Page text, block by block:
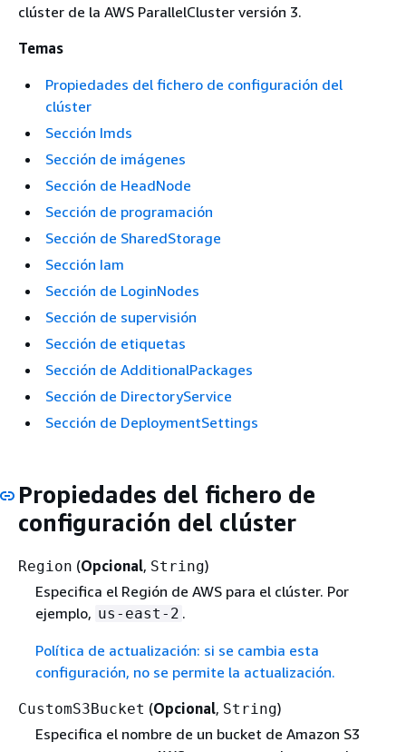
clúster de la AWS ParallelCluster versión 3.
Temas
Propiedades del fichero de configuración del
clúster
Sección Imds
Sección de imágenes
Sección de HeadNode
Sección de programación
Sección de SharedStorage
Sección Iam
Sección de LoginNodes
Sección de supervisión
Sección de etiquetas
Sección de AdditionalPackages
Sección de DirectoryService
Sección de DeploymentSettings
Propiedades del fichero de
configuración del clúster
Region (Opcional, String)
Especifica el Región de AWS para el clúster. Por
ejemplo, us-east-2 .
Política de actualización: si se cambia esta
configuración, no se permite la actualización.
CustomS3Bucket (Opcional, String)
Especifica el nombre de un bucket de Amazon S3